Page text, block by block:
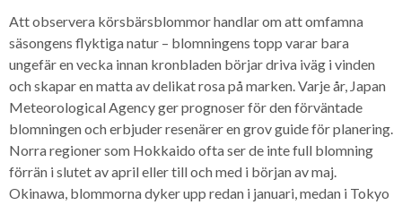
Att observera körsbärsblommor handlar om att omfamna
säsongens flyktiga natur – blomningens topp varar bara
ungefär en vecka innan kronbladen börjar driva iväg i vinden
och skapar en matta av delikat rosa på marken. Varje år, Japan
Meteorological Agency ger prognoser för den förväntade
blomningen och erbjuder resenärer en grov guide för planering.
Norra regioner som Hokkaido ofta ser de inte full blomning
förrän i slutet av april eller till och med i början av maj.
Okinawa, blommorna dyker upp redan i januari, medan i Tokyo